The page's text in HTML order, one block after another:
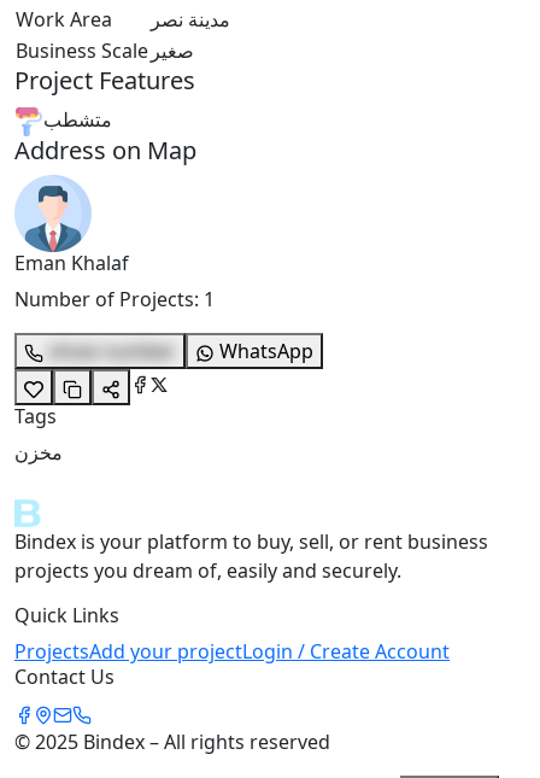
Work Area
مدينة نصر
Business Scale صغير
Project Features
متشطب
Address on Map
Eman Khalaf
Number of Projects: 1
show number
WhatsApp
Tags
مخزن
Bindex is your platform to buy, sell, or rent business
projects you dream of, easily and securely.
Quick Links
ProjectsAdd your projectLogin / Create Account
Contact Us
© 2025 Bindex – All rights reserved